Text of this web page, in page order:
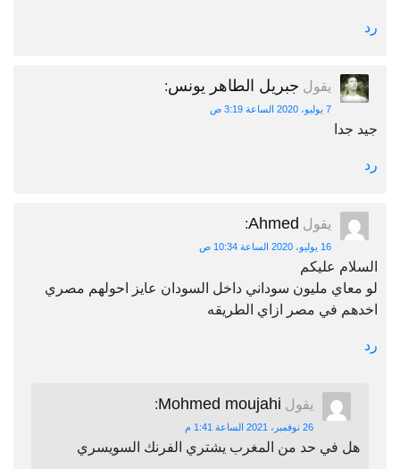
رد
يقول جبريل الطاهر يونس:
7 يوليو، 2020 الساعة 3:19 ص
جيد جدا
رد
يقول Ahmed
:
16 يوليو، 2020 الساعة 10:34 ص
السلام عليكم
لو معاي مليون سوداني داخل السودان عايز احولهم مصري
اخدهم في مصر ازاي الطريقه
رد
يقول Mohmed moujahi
:
26 نوفمبر، 2021 الساعة 1:41 م
هل في حد من المغرب يشتري الفرنك السويسري